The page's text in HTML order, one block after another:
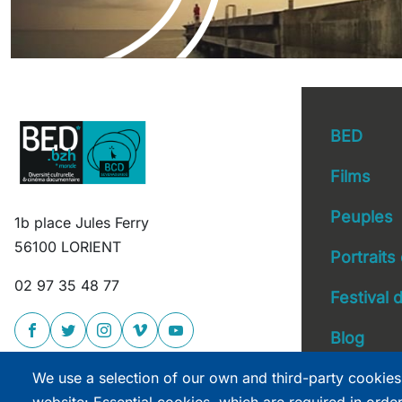
1b place Jules Ferry
56100 LORIENT
02 97 35 48 77
BED
Films
Peuples
Festival
Blog
We use a selection of our own and third-party